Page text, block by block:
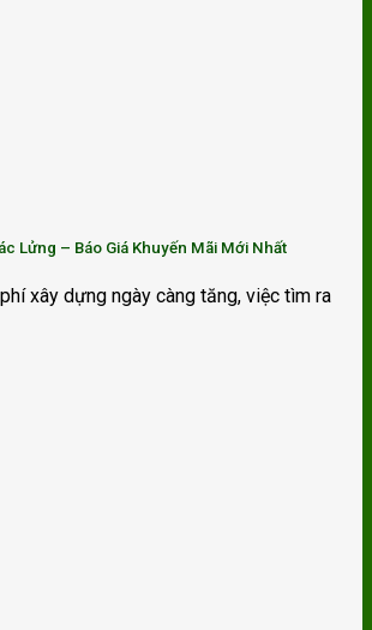
Lửng – Báo Giá Khuyến Mãi Mới Nhất
xây dựng ngày càng tăng, việc tìm ra